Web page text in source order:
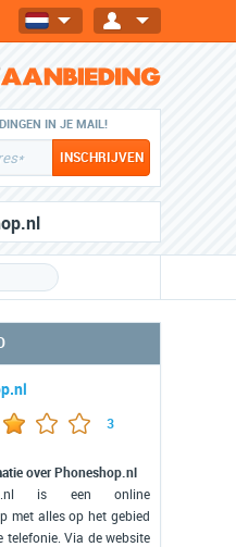
IN JE MAIL!
3
over Phoneshop.nl
is een online
met alles op het gebied
telefonie. Via de website